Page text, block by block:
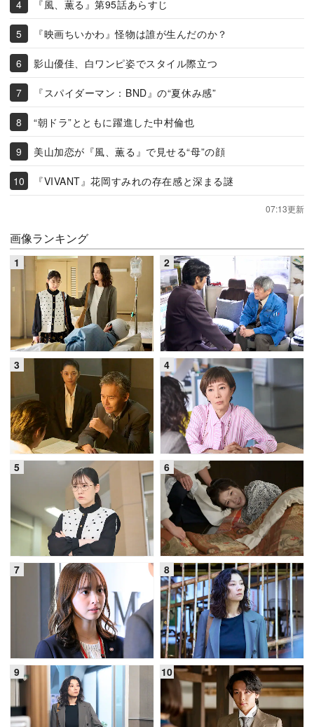
『風、薫る』第95話あらすじ
『映画ちいかわ』怪物は誰が生んだのか？
影山優佳、白ワンピ姿でスタイル際立つ
『スパイダーマン：BND』の“夏休み感”
“朝ドラ”とともに躍進した中村倫也
美山加恋が『風、薫る』で見せる“母”の顔
『VIVANT』花岡すみれの存在感と深まる謎
07:13更新
画像ランキング